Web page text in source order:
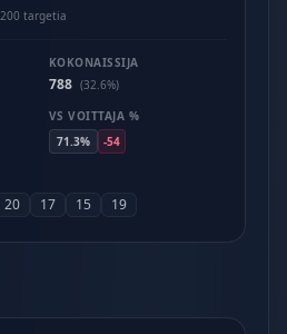
200 targetia
KOKONAISSIJA
788 (32.6%)
VS VOITTAJA %
71.3%
-54
20 17 15 19